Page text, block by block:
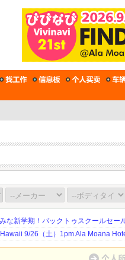
な新学期！バックトゥスクールセー
9/26（土）1pm Ala Moana